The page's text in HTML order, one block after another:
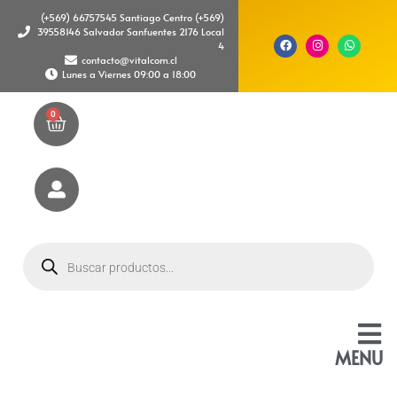
(+569) 66757545 Santiago Centro (+569)
39558146 Salvador Sanfuentes 2176 Local
4
contacto@vitalcom.cl
Lunes a Viernes 09:00 a 18:00
MENU
0